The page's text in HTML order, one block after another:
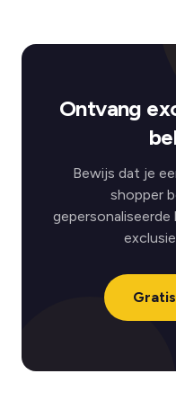
Ontvang
Bewijs dat je
shopper